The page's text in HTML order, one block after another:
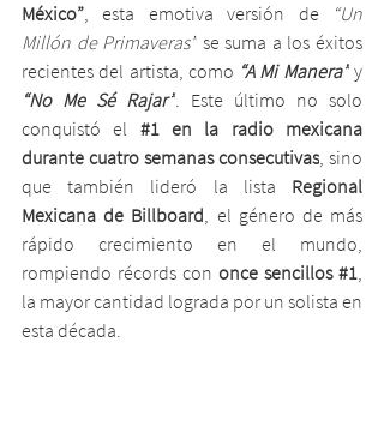
México”, esta emotiva versión de “Un
Millón de Primaveras” se suma a los éxitos
recientes del artista, como “A Mi Manera”
“No Me Sé Rajar”. Este último no solo
conquistó el #1 en la radio mexicana
durante cuatro semanas consecutivas, sino
que también lideró la lista Regional
Mexicana de Billboard, el género de más
rápido crecimiento en el mundo,
rompiendo récords con once sencillos #1,
la mayor cantidad lograda por un solista en
esta década.